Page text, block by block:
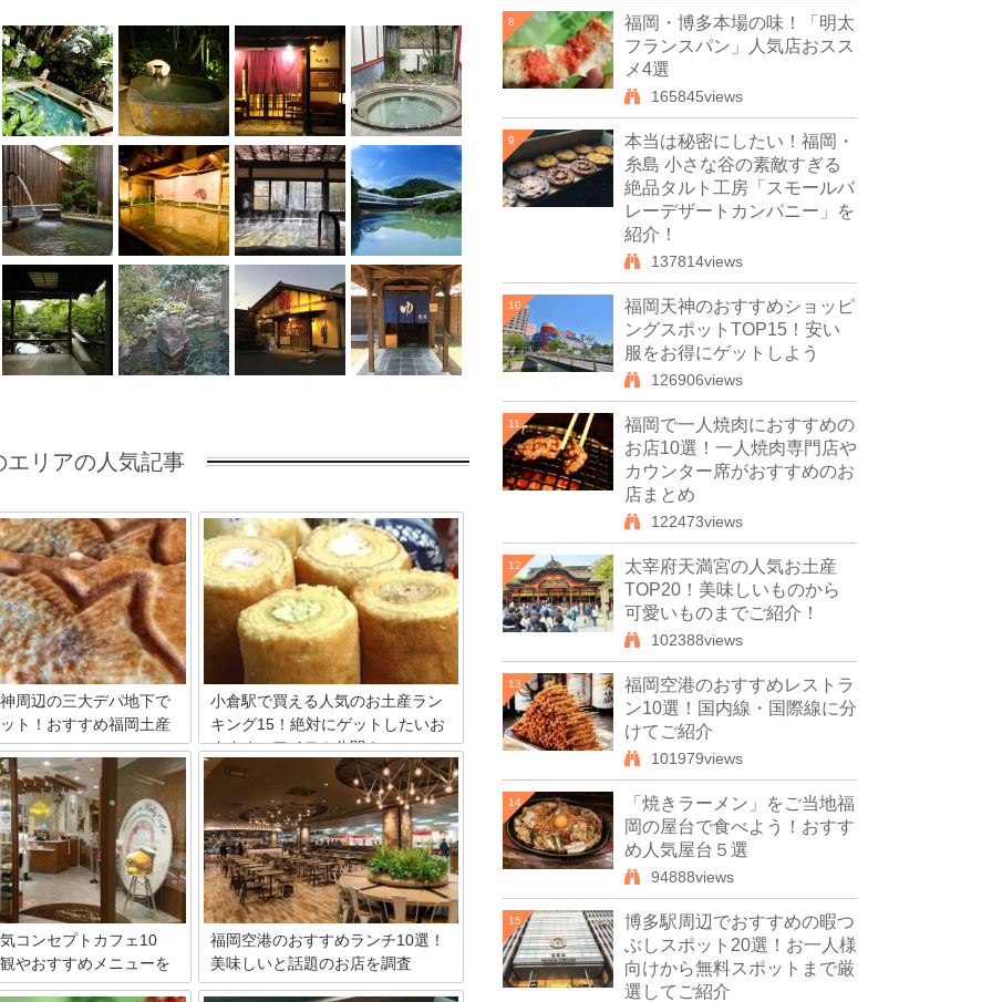
エリアの人気記事
周辺の三大デパ地下で
ト！おすすめ福岡土産
周辺には三越、岩田屋、大丸
店があります。その中でも
地下の中で、特におススメ
産をご紹介します。福岡らし
ら、ビックリされるような最
まで幅広くお伝えします。
小倉駅で買える人気のお土産ラン
キング15！絶対にゲットしたいお
すすめのアイテム公開！
小倉駅は本州と九州を結ぶ主要な駅とし
て利用者も多いことで有名ですよね！小
倉駅では、小倉駅のお土産だけでなく博
多や九州全体のお土産も販売されている
ので、うっかりお土産を買い忘れた時に
も便利。小倉駅で買えるお土産を厳選し
て15アイテムご紹介していきます。
コンセプトカフェ10
やおすすめメニューを
福岡空港のおすすめランチ10選！
美味しいと話題のお店を調査
九州を代表する福岡県。その玄関口であ
8
福岡・博多本場の味！「明太
フランスパン」人気店おスス
メ4選
165845views
9
本当は秘密にしたい！福岡・
糸島 小さな谷の素敵すぎる
絶品タルト工房「スモールバ
レーデザートカンパニー」を
紹介！
137814views
10
福岡天神のおすすめショッピ
ングスポットTOP15！安い
服をお得にゲットしよう
126906views
11
福岡で一人焼肉におすすめの
お店10選！一人焼肉専門店や
カウンター席がおすすめのお
店まとめ
122473views
12
太宰府天満宮の人気お土産
TOP20！美味しいものから
可愛いものまでご紹介！
102388views
13
福岡空港のおすすめレストラ
ン10選！国内線・国際線に分
けてご紹介
101979views
14
「焼きラーメン」をご当地福
岡の屋台で食べよう！おすす
め人気屋台５選
94888views
15
博多駅周辺でおすすめの暇つ
ぶしスポット20選！お一人様
向けから無料スポットまで厳
選してご紹介